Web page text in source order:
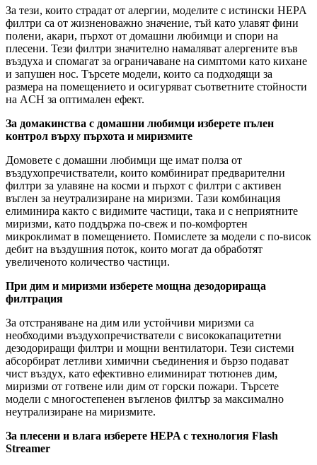
За тези, които страдат от алергии, моделите с истински HEPA
филтри са от жизненоважно значение, тъй като улавят фини
полени, акари, пърхот от домашни любимци и спори на
плесени. Тези филтри значително намаляват алергените във
въздуха и спомагат за ограничаване на симптоми като кихане
и запушен нос. Търсете модели, които са подходящи за
размера на помещението и осигуряват съответните стойности
на ACH за оптимален ефект.
За домакинства с домашни любимци изберете пълен
контрол върху пърхота и миризмите
Домовете с домашни любимци ще имат полза от
въздухопречистватели, които комбинират предварителни
филтри за улавяне на косми и пърхот с филтри с активен
въглен за неутрализиране на миризми. Тази комбинация
елиминира както с видимите частици, така и с неприятните
миризми, като поддържа по-свеж и по-комфортен
микроклимат в помещението. Помислете за модели с по-висок
дебит на въздушния поток, които могат да обработят
увеличеното количество частици.
При дим и миризми изберете мощна дезодорираща
филтрация
За отстраняване на дим или устойчиви миризми са
необходими въздухопречистватели с висококапацитетни
дезодориращи филтри и мощни вентилатори. Тези системи
абсорбират летливи химични съединения и бързо подават
чист въздух, като ефективно елиминират тютюнев дим,
миризми от готвене или дим от горски пожари. Търсете
модели с многостепенен въгленов филтър за максимално
неутрализиране на миризмите.
За плесени и влага изберете HEPA с технология Flash
Streamer